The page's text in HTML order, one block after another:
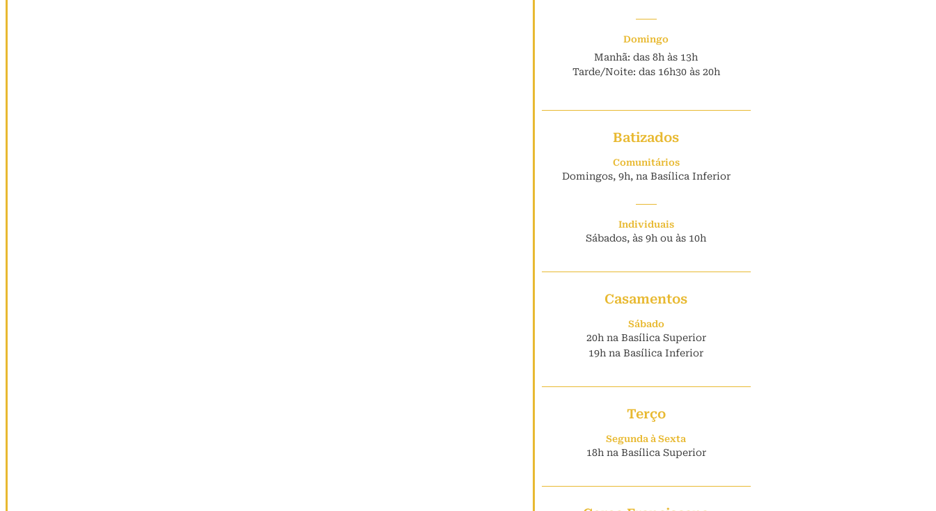
Domingo
Manhã: das 8h às 13h
Tarde/Noite: das 16h30 às 20h
Batizados
Comunitários
Domingos, 9h, na Basílica Inferior
Individuais
Sábados, às 9h ou às 10h
Casamentos
Sábado
20h na Basílica Superior
19h na Basílica Inferior
Terço
Segunda à Sexta
18h na Basílica Superior